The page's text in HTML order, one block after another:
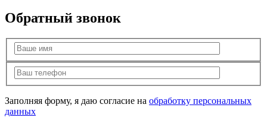
Обратный звонок
Заполняя форму, я даю согласие на обработку персональных
данных